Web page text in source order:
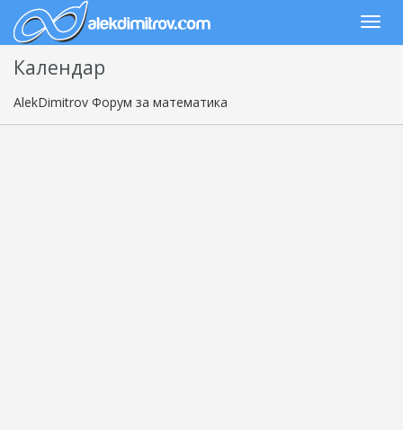
Календар
AlekDimitrov Форум за математика